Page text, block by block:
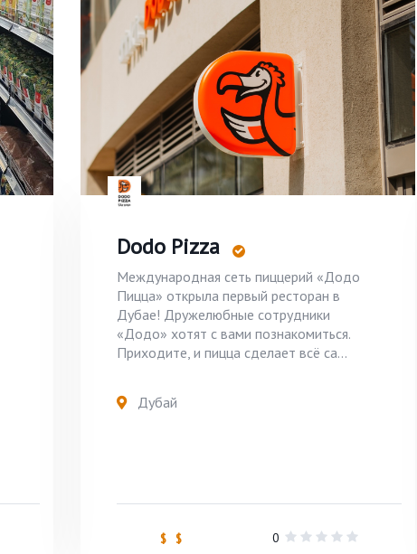
Dodo Pizza
Международная сеть пиццерий «Додо
Пицца» открыла первый ресторан в
Дубае! Дружелюбные сотрудники
«Додо» хотят с вами познакомиться.
Приходите, и пицца сделает всё са...
Дубай
$ $ 0